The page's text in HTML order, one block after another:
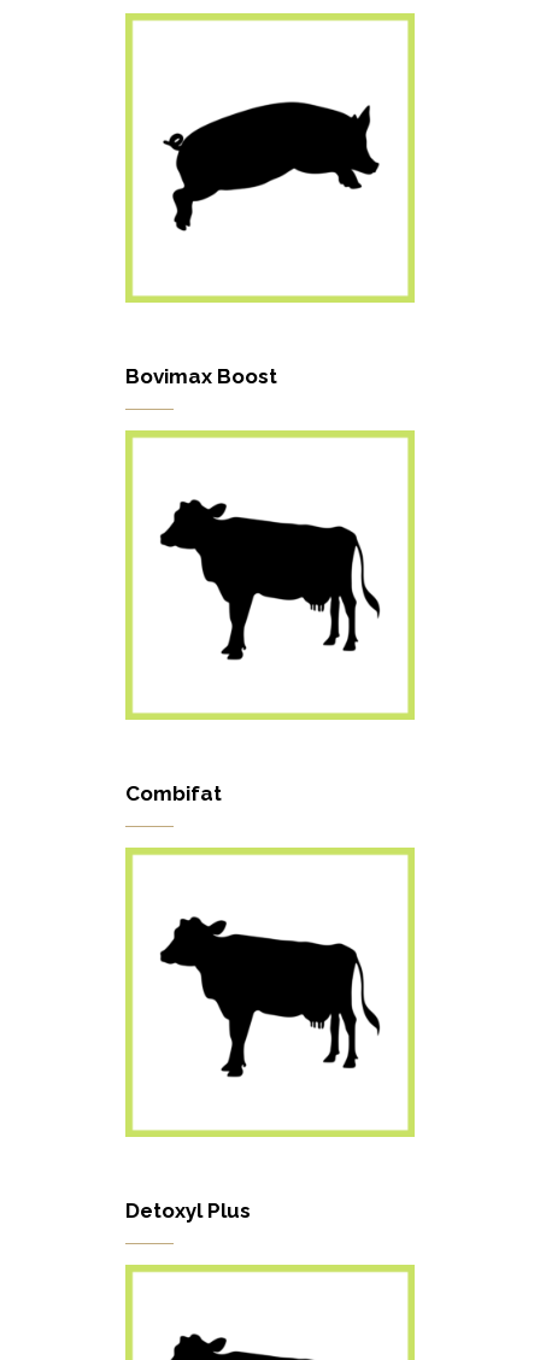
Bovimax Boost
Combifat
Detoxyl Plus